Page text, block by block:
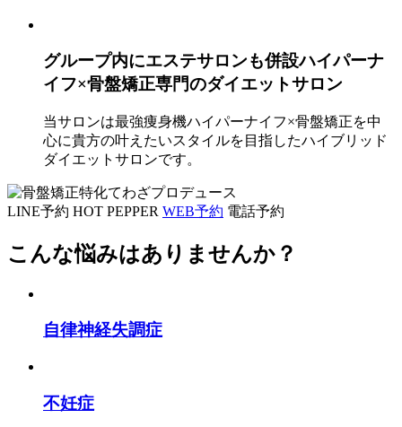
グループ内にエステサロンも併設ハイパーナ
イフ×骨盤矯正専門のダイエットサロン
当サロンは最強痩身機ハイパーナイフ×骨盤矯正を中
心に貴方の叶えたいスタイルを目指したハイブリッド
ダイエットサロンです。
LINE予約 HOT PEPPER WEB予約 電話予約
こんな悩みはありませんか？
自律神経失調症
不妊症